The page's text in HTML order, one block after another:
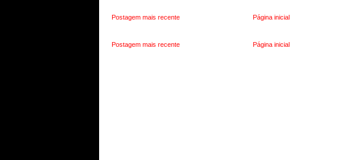
Postagem mais recente Página inicial
Postagem mais recente Página inicial